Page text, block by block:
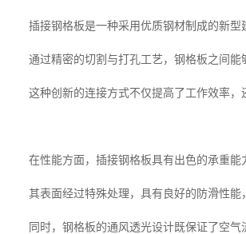
插接钢格板是一种采用优质钢材制成的新型
通过精密的切割与打孔工艺，钢格板之间能
这种创新的连接方式不仅提高了工作效率，
在性能方面，插接钢格板具有出色的承重能
其表面经过特殊处理，具有良好的防滑性能
同时，钢格板的通风透光设计既保证了空